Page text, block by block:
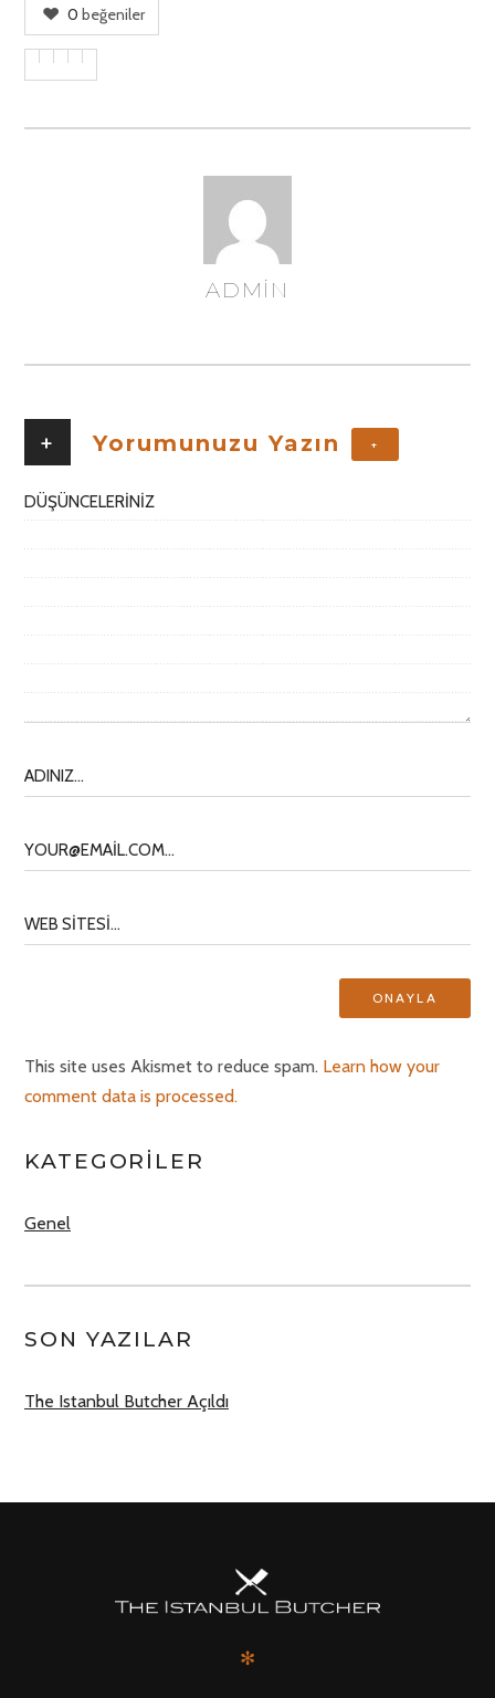
0 beğeniler
ADMIN
+ Yorumunuzu Yazın +
This site uses Akismet to reduce spam. Learn how your
comment data is processed.
KATEGORILER
Genel
SON YAZILAR
The Istanbul Butcher Açıldı
✻